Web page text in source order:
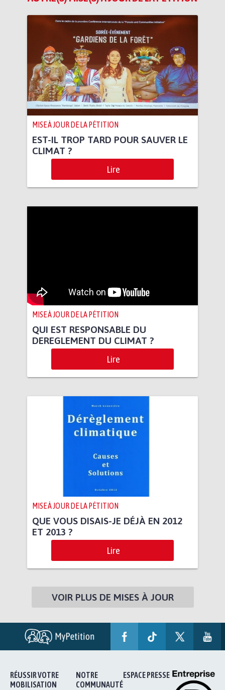
MISE À JOUR DE LA PÉTITION
EST-IL TROP TARD POUR SAUVER LE
CLIMAT ?
Lire
MISE À JOUR DE LA PÉTITION
QUI EST RESPONSABLE DU
DEREGLEMENT DU CLIMAT ?
Lire
MISE À JOUR DE LA PÉTITION
QUE VOUS DISAIS-JE DÉJÀ EN 2012
ET 2013 ?
Lire
VOIR PLUS DE MISES À JOUR
RÉUSSIR VOTRE
MOBILISATION
NOTRE
COMMUNAUTÉ
ESPACE PRESSE